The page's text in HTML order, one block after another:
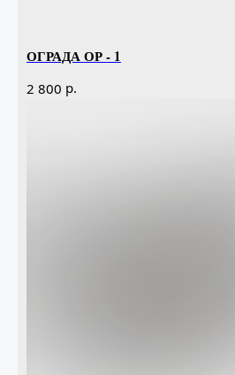
ОГРАДА ОР - 1
2 800 р.